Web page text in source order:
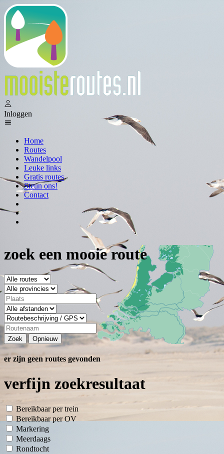
Inloggen
Home
Routes
Wandelpool
Leuke links
Gratis routes
Steun ons!
Contact
zoek een mooie route
Zoek Opnieuw
er zijn geen routes gevonden
verfijn zoekresultaat
Bereikbaar per trein
Bereikbaar per OV
Markering
Meerdaags
Rondtocht